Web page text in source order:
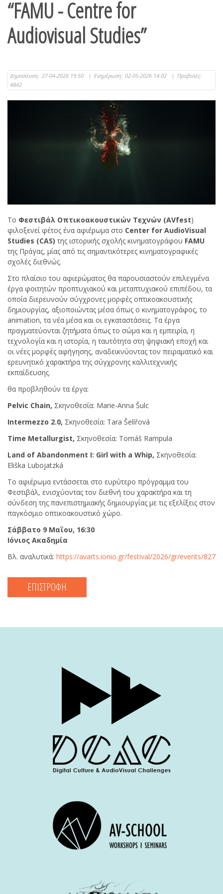
“FAMU - Centre for
Audiovisual Studies”
Δημοσίευση: 27-04-2026 19:50 | Ενημέρωση: 02-05-2026 14:02 | Προβολές:
4842
Το Φεστιβάλ Οπτικοακουστικών Τεχνών (AVfest)
φιλοξενεί φέτος ένα αφιέρωμα στο Center for AudioVisual
Studies (CAS) της ιστορικής σχολής κινηματογράφου FAMU
της Πράγας, μίας από τις σημαντικότερες κινηματογραφικές
σχολές διεθνώς.
Στο πλαίσιο του αφιερώματος θα παρουσιαστούν επιλεγμένα
έργα φοιτητών προπτυχιακού και μεταπτυχιακού επιπέδου, τα
οποία διερευνούν σύγχρονες μορφές οπτικοακουστικής
δημιουργίας, αξιοποιώντας μέσα όπως ο κινηματογράφος, το
animation, τα νέα μέσα και οι εγκαταστάσεις. Τα έργα
πραγματεύονται ζητήματα όπως το σώμα και η εμπειρία, η
τεχνολογία και η ιστορία, η ταυτότητα στη ψηφιακή εποχή και
οι νέες μορφές αφήγησης, αναδεικνύοντας τον πειραματικό και
ερευνητικό χαρακτήρα της σύγχρονης καλλιτεχνικής
εκπαίδευσης.
θα προβληθούν τα έργα:
Pelvic Chain, Σκηνοθεσία: Marie-Anna Šulc
Intermezzo 2.0, Σκηνοθεσία: Tara Šelířová
Time Metallurgist, Σκηνοθεσία: Tomáš Rampula
Land of Abandonment I: Girl with a Whip, Σκηνοθεσία:
Eliška Lubojatzká
Το αφιέρωμα εντάσσεται στο ευρύτερο πρόγραμμα του
Φεστιβάλ, ενισχύοντας τον διεθνή του χαρακτήρα και τη
σύνδεση της πανεπιστημιακής δημιουργίας με τις εξελίξεις στον
παγκόσμιο οπτικοακουστικό χώρο.
Σάββατο 9 Μαΐου, 16:30
Ιόνιος Ακαδημία
Βλ. αναλυτικά: https://avarts.ionio.gr/festival/2026/gr/events/827
ΕΠΙΣΤΡΟΦΗ